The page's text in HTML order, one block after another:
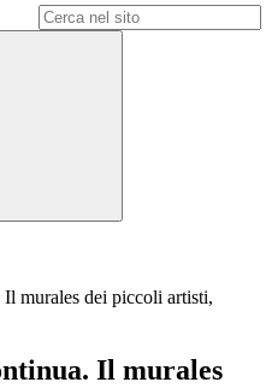
murales dei piccoli artisti,
Il murales